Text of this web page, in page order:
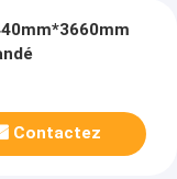
Contactez